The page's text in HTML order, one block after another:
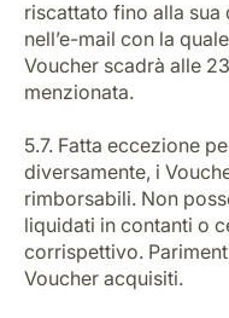
riscattato fino alla sua
nell’e-mail con la
Voucher scadrà alle
menzionata.
5.7. Fatta eccezione
diversamente, i
rimborsabili. Non
liquidati in contanti o
corrispettivo.
Voucher acquisiti.